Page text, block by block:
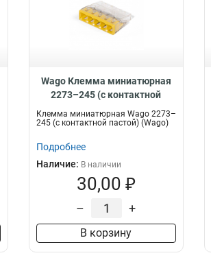
Wago Клемма миниатюрная
2273–245 (с контактной
пастой), 88330
Клемма миниатюрная Wago 2273–
245 (с контактной пастой) (Wago)
Подробнее
Наличие: В наличии
30,00 ₽
– +
В корзину